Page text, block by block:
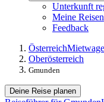
Unterkunft
Meine Reisen
Feedback
Österreich
Oberösterreich
Gmunden
Deine Reise planen